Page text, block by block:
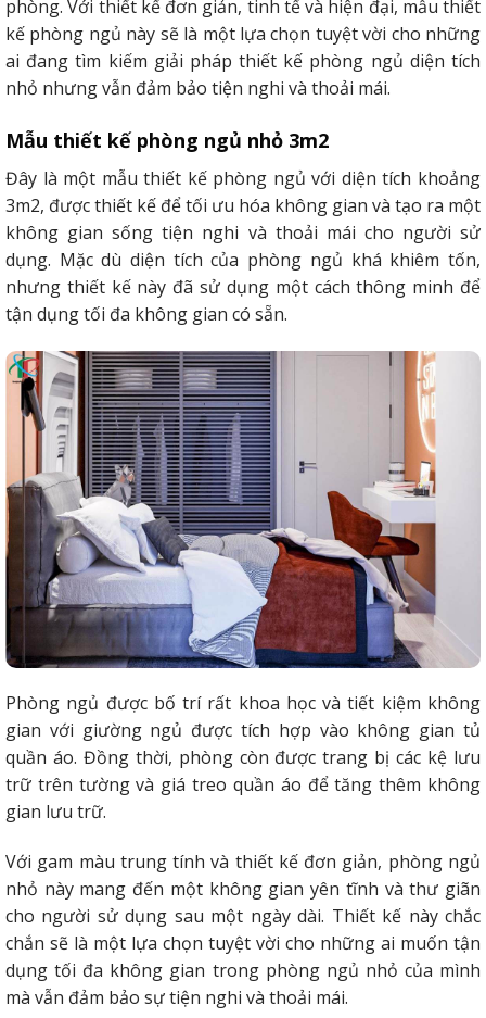
phòng. Với thiết kế đơn giản, tinh tế và hiện đại, mẫu thiết
kế phòng ngủ này sẽ là một lựa chọn tuyệt vời cho những
ai đang tìm kiếm giải pháp thiết kế phòng ngủ diện tích
nhỏ nhưng vẫn đảm bảo tiện nghi và thoải mái.
Mẫu thiết kế phòng ngủ nhỏ 3m2
Đây là một mẫu thiết kế phòng ngủ với diện tích khoảng
3m2, được thiết kế để tối ưu hóa không gian và tạo ra một
không gian sống tiện nghi và thoải mái cho người sử
dụng. Mặc dù diện tích của phòng ngủ khá khiêm tốn,
nhưng thiết kế này đã sử dụng một cách thông minh để
tận dụng tối đa không gian có sẵn.
Phòng ngủ được bố trí rất khoa học và tiết kiệm không
gian với giường ngủ được tích hợp vào không gian tủ
quần áo. Đồng thời, phòng còn được trang bị các kệ lưu
trữ trên tường và giá treo quần áo để tăng thêm không
gian lưu trữ.
Với gam màu trung tính và thiết kế đơn giản, phòng ngủ
nhỏ này mang đến một không gian yên tĩnh và thư giãn
cho người sử dụng sau một ngày dài. Thiết kế này chắc
chắn sẽ là một lựa chọn tuyệt vời cho những ai muốn tận
dụng tối đa không gian trong phòng ngủ nhỏ của mình
mà vẫn đảm bảo sự tiện nghi và thoải mái.